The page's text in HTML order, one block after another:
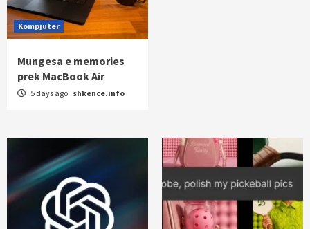
Kompjuter
Mungesa e memories
prek MacBook Air
5 days ago shkence.info